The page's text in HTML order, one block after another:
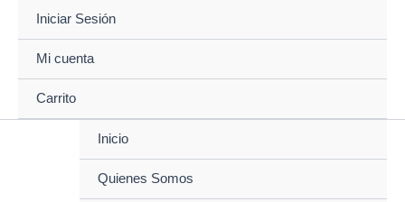
contenido
Iniciar Sesión
Mi cuenta
Carrito
Inicio
Quienes Somos